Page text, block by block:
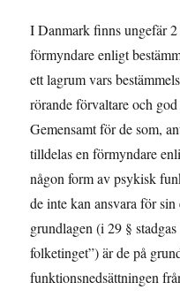
I Danmark finns ungefär
förmyndare enligt
ett lagrum vars
rörande förvaltare och
Gemensamt för de som,
tilldelas en förmyndare
någon form av psykisk
de inte kan ansvara för
grundlagen (i 29 §
folketinget”) är de på
funktionsnedsättningen